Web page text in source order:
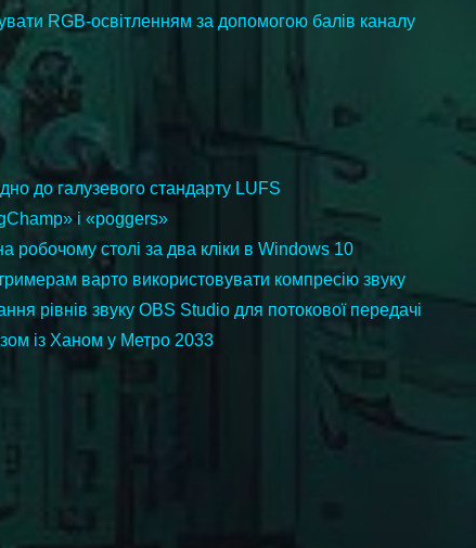
RGB-освітленням за допомогою балів каналу
до галузевого стандарту LUFS
і «poggers»
робочому столі за два кліки в Windows 10
варто використовувати компресію звуку
рівнів звуку OBS Studio для потокової передачі
із Ханом у Метро 2033